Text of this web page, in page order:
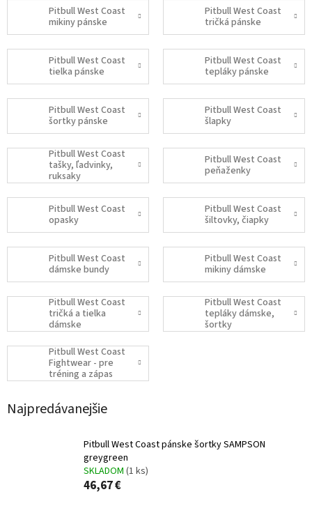
Pitbull West Coast
mikiny pánske
Pitbull West Coast
tričká pánske
Pitbull West Coast
tielka pánske
Pitbull West Coast
tepláky pánske
Pitbull West Coast
šortky pánske
Pitbull West Coast
šlapky
Pitbull West Coast
tašky, ľadvinky,
ruksaky
Pitbull West Coast
peňaženky
Pitbull West Coast
opasky
Pitbull West Coast
šiltovky, čiapky
Pitbull West Coast
dámske bundy
Pitbull West Coast
mikiny dámske
Pitbull West Coast
tričká a tielka
dámske
Pitbull West Coast
tepláky dámske,
šortky
Pitbull West Coast
Fightwear - pre
tréning a zápas
Najpredávanejšie
Pitbull West Coast pánske šortky SAMPSON
greygreen
SKLADOM (1 ks)
46,67 €